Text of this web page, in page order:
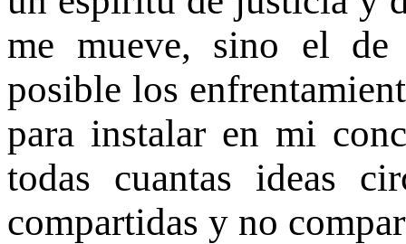
me mueve, sino el de
posible los
para instalar en mi
todas cuantas ideas
compartidas y no